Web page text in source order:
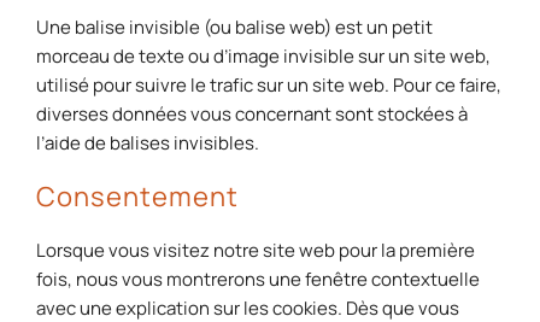
Une balise invisible (ou balise web) est un petit
morceau de texte ou d’image invisible sur un site web,
utilisé pour suivre le trafic sur un site web. Pour ce faire,
diverses données vous concernant sont stockées à
l’aide de balises invisibles.
Consentement
Lorsque vous visitez notre site web pour la première
fois, nous vous montrerons une fenêtre contextuelle
avec une explication sur les cookies. Dès que vous